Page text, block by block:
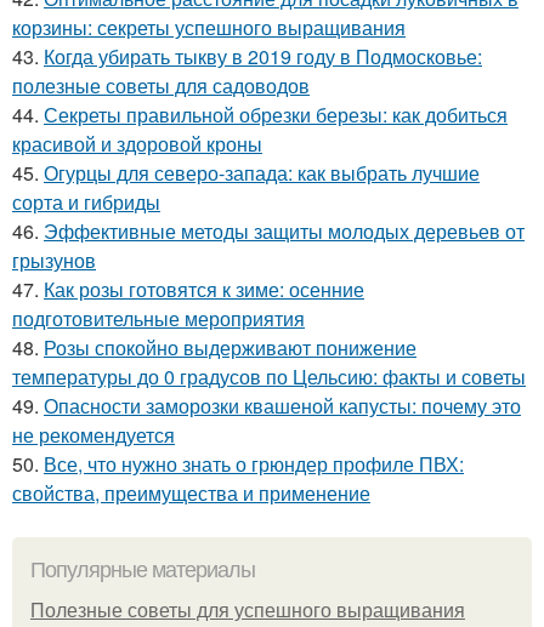
корзины: секреты успешного выращивания
43. Когда убирать тыкву в 2019 году в Подмосковье:
полезные советы для садоводов
44. Секреты правильной обрезки березы: как добиться
красивой и здоровой кроны
45. Огурцы для северо-запада: как выбрать лучшие
сорта и гибриды
46. Эффективные методы защиты молодых деревьев от
грызунов
47. Как розы готовятся к зиме: осенние
подготовительные мероприятия
48. Розы спокойно выдерживают понижение
температуры до 0 градусов по Цельсию: факты и советы
49. Опасности заморозки квашеной капусты: почему это
не рекомендуется
50. Все, что нужно знать о грюндер профиле ПВХ:
свойства, преимущества и применение
Популярные материалы
Полезные советы для успешного выращивания